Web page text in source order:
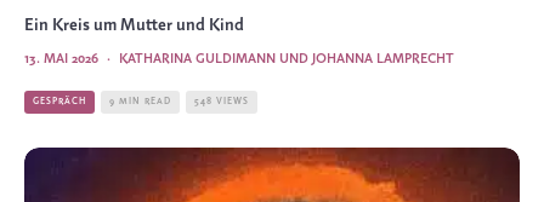
Ein Kreis um Mutter und Kind
KATHARINA GULDIMANN UND JOHANNA LAMPRECHT
·
13. MAI 2026
GESPRÄCH 9 MIN READ 548 VIEWS